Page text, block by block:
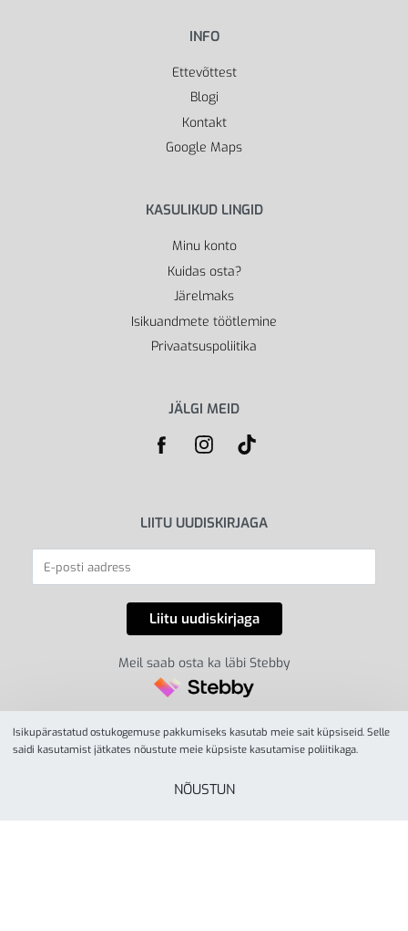
INFO
Ettevõttest
Blogi
Kontakt
Google Maps
KASULIKUD LINGID
Minu konto
Kuidas osta?
Järelmaks
Isikuandmete töötlemine
Privaatsuspoliitika
JÄLGI MEID
LIITU UUDISKIRJAGA
Meil saab osta ka läbi Stebby
Isikupärastatud ostukogemuse pakkumiseks kasutab meie sait küpsiseid. Selle
saidi kasutamist jätkates nõustute meie küpsiste kasutamise poliitikaga.
NÕUSTUN